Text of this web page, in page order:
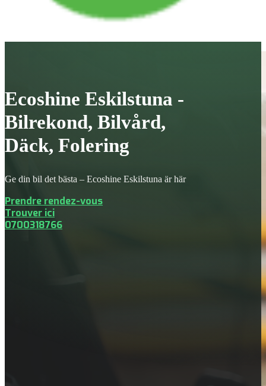
Ecoshine Eskilstuna -
Bilrekond, Bilvård,
Däck, Folering
Ge din bil det bästa – Ecoshine Eskilstuna är här
Prendre rendez-vous
Trouver ici
0700318766